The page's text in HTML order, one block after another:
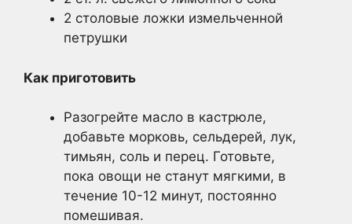
2 столовые ложки измельченной
петрушки
Как приготовить
Разогрейте масло в кастрюле,
добавьте морковь, сельдерей, лук,
тимьян, соль и перец. Готовьте,
пока овощи не станут мягкими, в
течение 10-12 минут, постоянно
помешивая.